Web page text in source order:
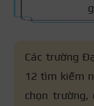
Các trường
12 tìm kiếm
chọn trường,